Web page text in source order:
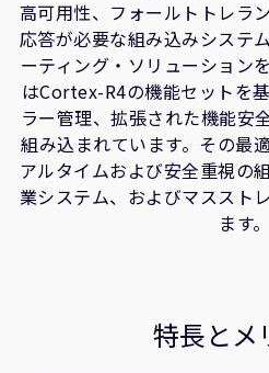
グローバル本社
110 Fulbourn Road
Cambridge, UK
CB1 9NJ
Tel: + 44(1223) 400 400
Fax: + 44(1223) 400 410
全てのオフィスを見る
高可用性、フォールトトレラ
応答が必要な組み込みシステ
ーティング・ソリューション
はCortex-R4の機能セットを
ラー管理、拡張された機能安
組み込まれています。その最
アルタイムおよび安全重視の
業システム、およびマススト
ます。
特長とメ